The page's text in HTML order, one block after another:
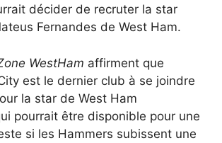
décider de recruter la star
Fernandes de West Ham.
WestHam affirment que
est le dernier club à se joindre
la star de West Ham
pourrait être disponible pour une
si les Hammers subissent une